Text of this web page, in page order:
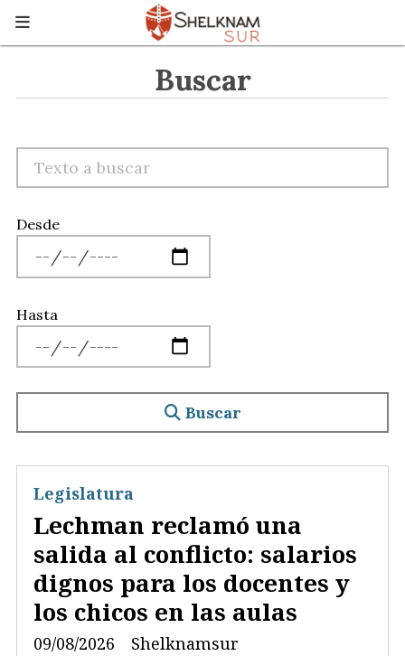
Buscar
Desde
Hasta
Buscar
Lechman reclamó una
salida al conflicto: salarios
dignos para los docentes y
los chicos en las aulas
Shelknamsur
Legislatura
09/08/2026